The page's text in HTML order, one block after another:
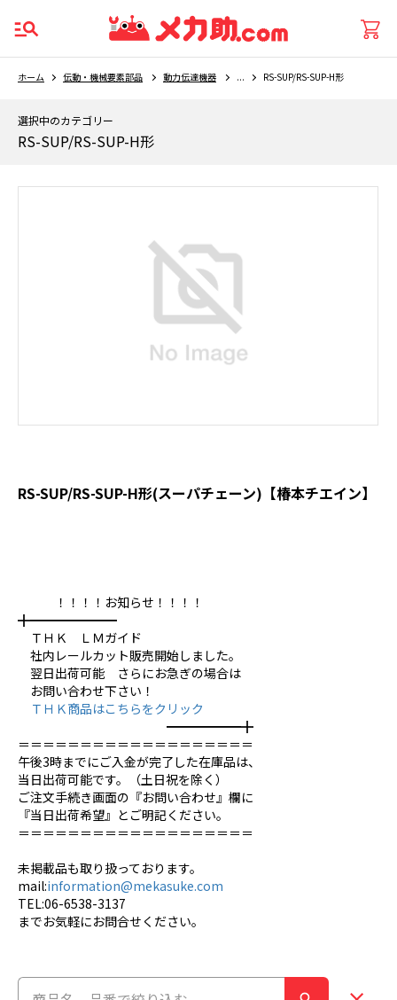
ホーム 伝動・機械要素部品 動力伝達機器 ... RS-SUP/RS-SUP-H形
選択中のカテゴリー
RS-SUP/RS-SUP-H形
RS-SUP/RS-SUP-H形(スーパチェーン)【椿本チエイン】
！！！！お知らせ！！！！
╋━━━━━━━
ＴＨＫ ＬＭガイド
社内レールカット販売開始しました。
翌日出荷可能 さらにお急ぎの場合は
お問い合わせ下さい！
ＴＨＫ商品はこちらをクリック
━━━━━━╋
＝＝＝＝＝＝＝＝＝＝＝＝＝＝＝＝＝＝＝
午後3時までにご入金が完了した在庫品は、
当日出荷可能です。（土日祝を除く）
ご注文手続き画面の『お問い合わせ』欄に
『当日出荷希望』とご明記ください。
＝＝＝＝＝＝＝＝＝＝＝＝＝＝＝＝＝＝＝
未掲載品も取り扱っております。
mail:information@mekasuke.com
TEL:06-6538-3137
までお気軽にお問合せください。